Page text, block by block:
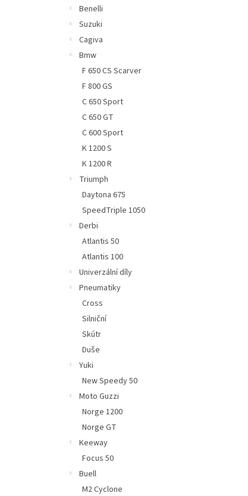
Benelli
Suzuki
Cagiva
Bmw
F 650 CS Scarver
F 800 GS
C 650 Sport
C 650 GT
C 600 Sport
K 1200 S
K 1200 R
Triumph
Daytona 675
SpeedTriple 1050
Derbi
Atlantis 50
Atlantis 100
Univerzální díly
Pneumatiky
Cross
Silniční
Skútr
Duše
Yuki
New Speedy 50
Moto Guzzi
Norge 1200
Norge GT
Keeway
Focus 50
Buell
M2 Cyclone